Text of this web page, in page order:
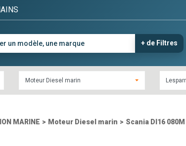
+ de Filtres
Moteur Diesel marin
MARINE > Moteur Diesel marin > Scania DI16 080M